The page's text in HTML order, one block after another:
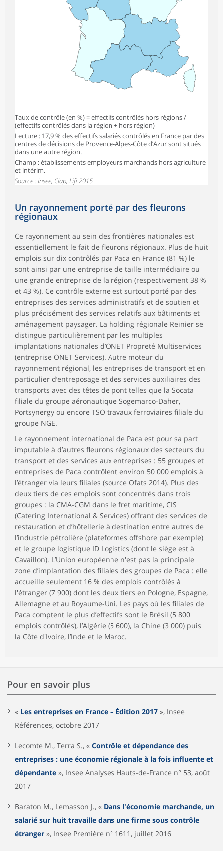
Taux de contrôle (en %) = effectifs contrôlés hors régions /
(effectifs contrôlés dans la région + hors région)
Lecture : 17,9 % des effectifs salariés contrôlés en France par des
centres de décisions de Provence-Alpes-Côte d’Azur sont situés
dans une autre région.
Champ : établissements employeurs marchands hors agriculture
et intérim.
Source : Insee, Clap, Lifi 2015
Un rayonnement porté par des fleurons
régionaux
Ce rayonnement au sein des frontières nationales est
essentiellement le fait de fleurons régionaux. Plus de huit
emplois sur dix contrôlés par Paca en France (81 %) le
sont ainsi par une entreprise de taille intermédiaire ou
une grande entreprise de la région (respectivement 38 %
et 43 %). Ce contrôle externe est surtout porté par des
entreprises des services administratifs et de soutien et
plus précisément des services relatifs aux bâtiments et
aménagement paysager. La holding régionale Reinier se
distingue particulièrement par les multiples
implantations nationales d’ONET Propreté Multiservices
(entreprise ONET Services). Autre moteur du
rayonnement régional, les entreprises de transport et en
particulier d’entreposage et des services auxiliaires des
transports avec des têtes de pont telles que la Socata
filiale du groupe aéronautique Sogemarco-Daher,
Portsynergy ou encore TSO travaux ferroviaires filiale du
groupe NGE.
Le rayonnement international de Paca est pour sa part
imputable à d’autres fleurons régionaux des secteurs du
transport et des services aux entreprises : 55 groupes et
entreprises de Paca contrôlent environ 50 000 emplois à
l’étranger via leurs filiales (source Ofats 2014). Plus des
deux tiers de ces emplois sont concentrés dans trois
groupes : la CMA-CGM dans le fret maritime, CIS
(Catering International & Services) offrant des services de
restauration et d’hôtellerie à destination entre autres de
l’industrie pétrolière (plateformes offshore par exemple)
et le groupe logistique ID Logistics (dont le siège est à
Cavaillon). L’Union européenne n'est pas la principale
zone d’implantation des filiales des groupes de Paca : elle
accueille seulement 16 % des emplois contrôlés à
l'étranger (7 900) dont les deux tiers en Pologne, Espagne,
Allemagne et au Royaume-Uni. Les pays où les filiales de
Paca comptent le plus d’effectifs sont le Brésil (5 800
emplois contrôlés), l’Algérie (5 600), la Chine (3 000) puis
la Côte d'Ivoire, l’Inde et le Maroc.
Pour en savoir plus
« Les entreprises en France – Édition 2017 », Insee
Références, octobre 2017
Lecomte M., Terra S., « Contrôle et dépendance des
entreprises : une économie régionale à la fois influente et
dépendante », Insee Analyses Hauts-de-France n° 53, août
2017
Baraton M., Lemasson J., « Dans l'économie marchande, un
salarié sur huit travaille dans une firme sous contrôle
étranger », Insee Première n° 1611, juillet 2016